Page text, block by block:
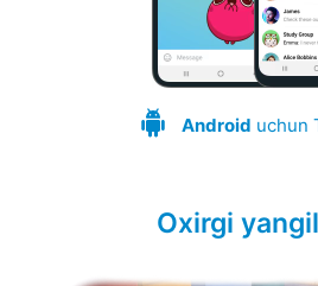
Android uchun
Oxirgi